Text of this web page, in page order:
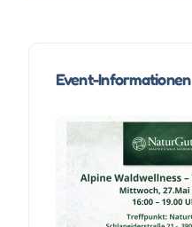
Event-Informationen